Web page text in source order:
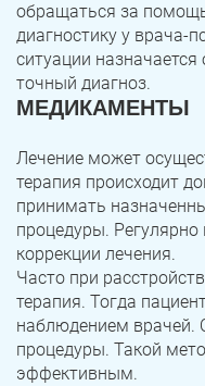
обращаться за
диагностику у врача-
ситуации назначается
точный диагноз.
МЕДИКАМЕНТЫ
Лечение может
терапия происходит
принимать
процедуры.
коррекции лечения.
Часто при
терапия. Тогда
наблюдением врачей.
процедуры. Такой
эффективным.